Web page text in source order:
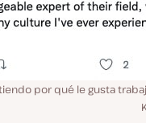
por qué le gusta